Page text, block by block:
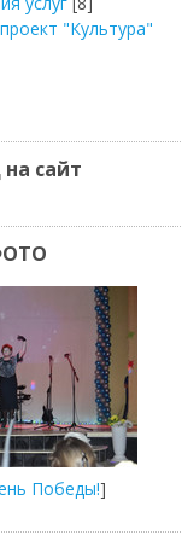
"Культура"
сайт
Победы!]